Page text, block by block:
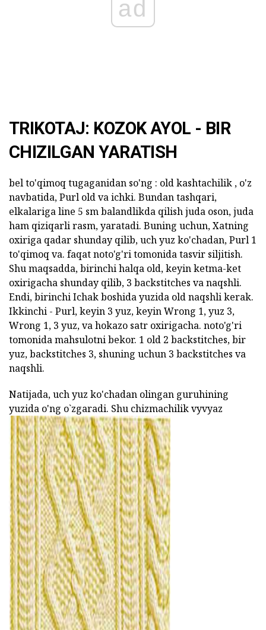
ad
TRIKOTAJ: KOZOK AYOL - BIR
CHIZILGAN YARATISH
bel to'qimoq tugaganidan so'ng : old kashtachilik , o'z
navbatida, Purl old va ichki. Bundan tashqari,
elkalariga line 5 sm balandlikda qilish juda oson, juda
ham qiziqarli rasm, yaratadi. Buning uchun, Xatning
oxiriga qadar shunday qilib, uch yuz ko'chadan, Purl 1
to'qimoq va. faqat noto'g'ri tomonida tasvir siljitish.
Shu maqsadda, birinchi halqa old, keyin ketma-ket
oxirigacha shunday qilib, 3 backstitches va naqshli.
Endi, birinchi Ichak boshida yuzida old naqshli kerak.
Ikkinchi - Purl, keyin 3 yuz, keyin Wrong 1, yuz 3,
Wrong 1, 3 yuz, va hokazo satr oxirigacha. noto'g'ri
tomonida mahsulotni bekor. 1 old 2 backstitches, bir
yuz, backstitches 3, shuning uchun 3 backstitches va
naqshli.
Natijada, uch yuz ko'chadan olingan guruhining
yuzida o'ng o`zgaradi. Shu chizmachilik vyvyaz